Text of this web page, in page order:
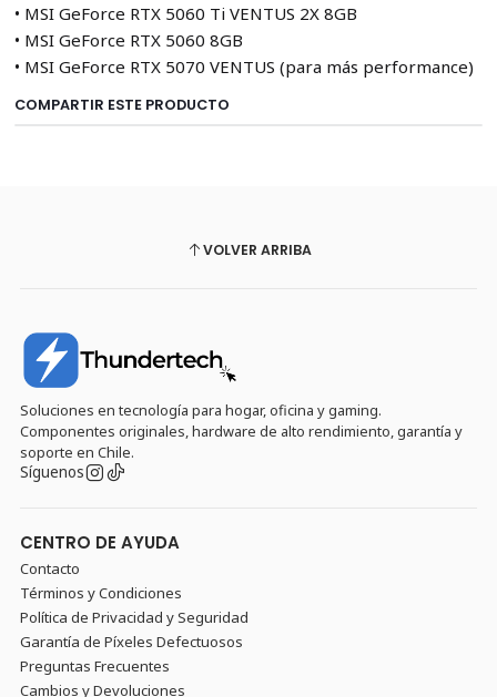
• MSI GeForce RTX 5060 Ti VENTUS 2X 8GB
• MSI GeForce RTX 5060 8GB
• MSI GeForce RTX 5070 VENTUS (para más performance)
COMPARTIR ESTE PRODUCTO
VOLVER ARRIBA
Soluciones en tecnología para hogar, oficina y gaming.
Componentes originales, hardware de alto rendimiento, garantía y
soporte en Chile.
Síguenos
CENTRO DE AYUDA
Contacto
Términos y Condiciones
Política de Privacidad y Seguridad
Garantía de Píxeles Defectuosos
Preguntas Frecuentes
Cambios y Devoluciones